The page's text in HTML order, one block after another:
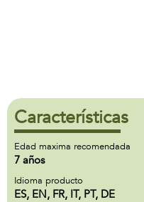
Características
Edad maxima recomendada
7 años
Idioma producto
ES, EN, FR, IT, PT, DE